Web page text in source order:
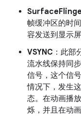
帧缓冲区的时
容发送到显示
VSYNC ：此部
流水线保持同
信号，这个信
情况下，发生
态。在动画播
烁，并且在动